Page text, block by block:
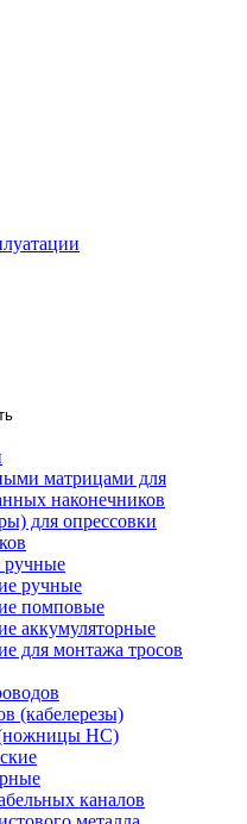
матрицами для
наконечников
для опрессовки
ручные
ручные
помповые
аккумуляторные
для монтажа тросов
(кабелерезы)
НС)
каналов